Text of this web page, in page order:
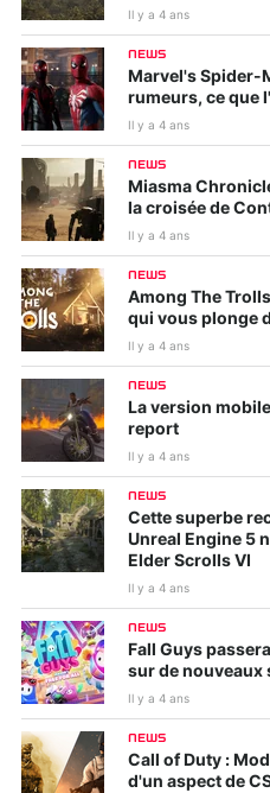
Il y a 4 ans
NEWS
Marvel's Spider-
rumeurs, ce que
Il y a 4 ans
NEWS
Miasma
la croisée de
Il y a 4 ans
NEWS
Among The
qui vous plonge
Il y a 4 ans
NEWS
La version
report
Il y a 4 ans
NEWS
Cette superbe
Unreal Engine 5
Elder Scrolls VI
Il y a 4 ans
NEWS
Fall Guys
sur de nouveaux
Il y a 4 ans
NEWS
Call of Duty :
d'un aspect de